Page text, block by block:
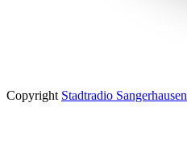
Copyright Stadtradio Sangerhausen